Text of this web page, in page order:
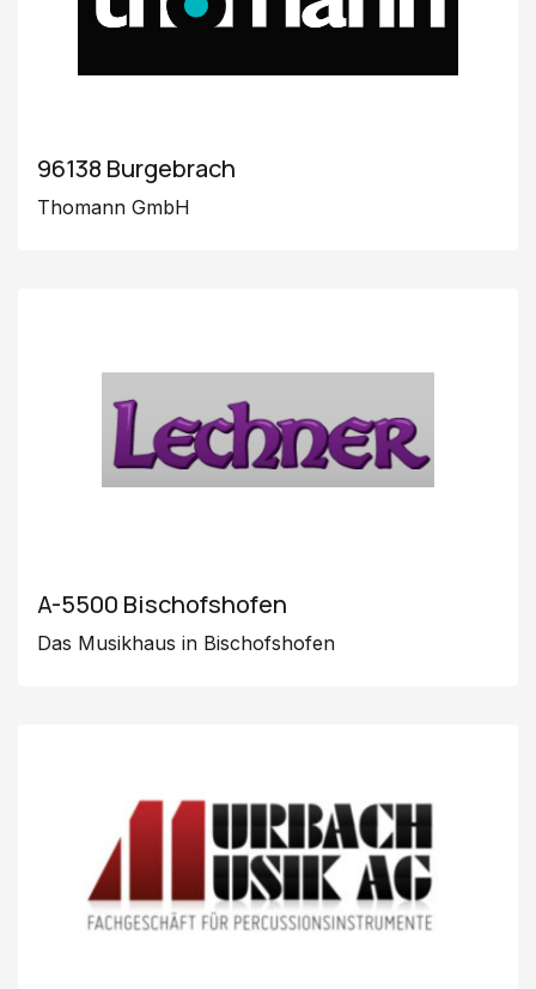
96138 Burgebrach
Thomann GmbH
A-5500 Bischofshofen
Das Musikhaus in Bischofshofen